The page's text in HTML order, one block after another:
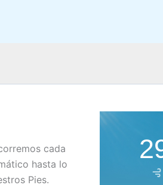
cada
hasta lo
Pies.